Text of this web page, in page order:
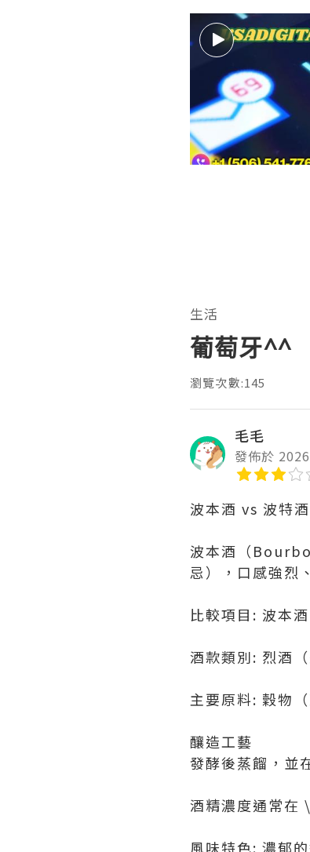
生活
葡萄牙^^
瀏覽次數:145
毛毛
發佈於
波本酒 vs 波特
波本酒（
忌），口感強烈
比較項目: 波本
酒款類別: 烈酒
主要原料: 穀物
釀造工藝
發酵後蒸餾，並
酒精濃度通常
風味特色: 濃郁